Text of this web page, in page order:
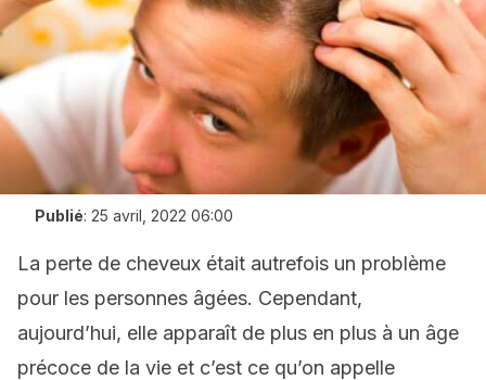
Publié: 25 avril, 2022 06:00
La perte de cheveux était autrefois un problème
pour les personnes âgées. Cependant,
aujourd’hui, elle apparaît de plus en plus à un âge
précoce de la vie et c’est ce qu’on appelle